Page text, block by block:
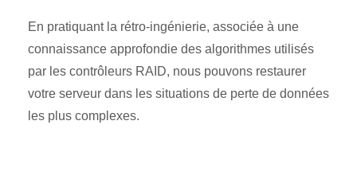
En pratiquant la rétro-ingénierie, associée à une
connaissance approfondie des algorithmes utilisés
par les contrôleurs RAID, nous pouvons restaurer
votre serveur dans les situations de perte de données
les plus complexes.